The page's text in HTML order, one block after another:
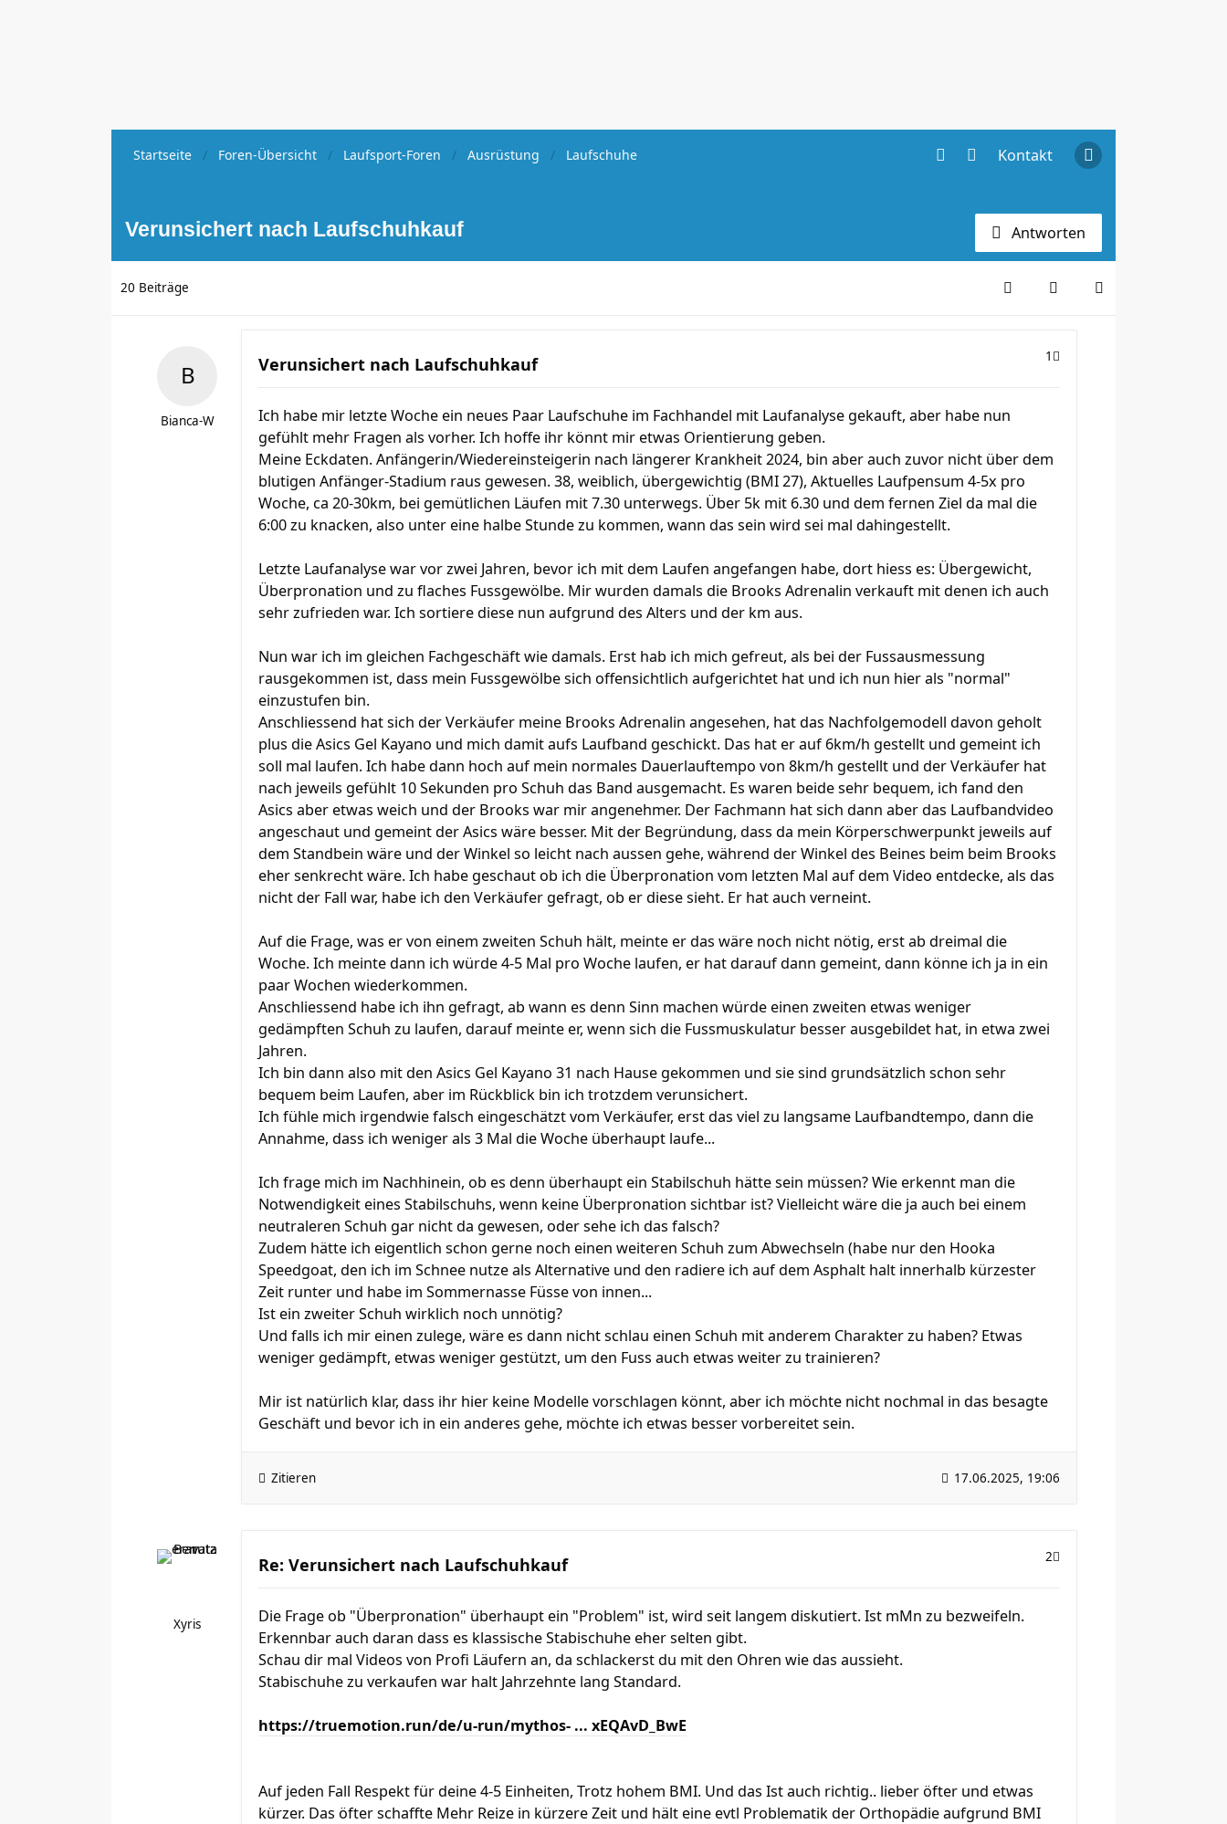
Kontakt
Startseite Foren-Übersicht Laufsport-Foren Ausrüstung Laufschuhe
Verunsichert nach Laufschuhkauf Antworten
20 Beiträge
Bianca-W
Verunsichert nach Laufschuhkauf 1
Ich habe mir letzte Woche ein neues Paar Laufschuhe im Fachhandel mit Laufanalyse gekauft, aber habe nun
gefühlt mehr Fragen als vorher. Ich hoffe ihr könnt mir etwas Orientierung geben.
Meine Eckdaten. Anfängerin/Wiedereinsteigerin nach längerer Krankheit 2024, bin aber auch zuvor nicht über dem
blutigen Anfänger-Stadium raus gewesen. 38, weiblich, übergewichtig (BMI 27), Aktuelles Laufpensum 4-5x pro
Woche, ca 20-30km, bei gemütlichen Läufen mit 7.30 unterwegs. Über 5k mit 6.30 und dem fernen Ziel da mal die
6:00 zu knacken, also unter eine halbe Stunde zu kommen, wann das sein wird sei mal dahingestellt.
Letzte Laufanalyse war vor zwei Jahren, bevor ich mit dem Laufen angefangen habe, dort hiess es: Übergewicht,
Überpronation und zu flaches Fussgewölbe. Mir wurden damals die Brooks Adrenalin verkauft mit denen ich auch
sehr zufrieden war. Ich sortiere diese nun aufgrund des Alters und der km aus.
Nun war ich im gleichen Fachgeschäft wie damals. Erst hab ich mich gefreut, als bei der Fussausmessung
rausgekommen ist, dass mein Fussgewölbe sich offensichtlich aufgerichtet hat und ich nun hier als "normal"
einzustufen bin.
Anschliessend hat sich der Verkäufer meine Brooks Adrenalin angesehen, hat das Nachfolgemodell davon geholt
plus die Asics Gel Kayano und mich damit aufs Laufband geschickt. Das hat er auf 6km/h gestellt und gemeint ich
soll mal laufen. Ich habe dann hoch auf mein normales Dauerlauftempo von 8km/h gestellt und der Verkäufer hat
nach jeweils gefühlt 10 Sekunden pro Schuh das Band ausgemacht. Es waren beide sehr bequem, ich fand den
Asics aber etwas weich und der Brooks war mir angenehmer. Der Fachmann hat sich dann aber das Laufbandvideo
angeschaut und gemeint der Asics wäre besser. Mit der Begründung, dass da mein Körperschwerpunkt jeweils auf
dem Standbein wäre und der Winkel so leicht nach aussen gehe, während der Winkel des Beines beim beim Brooks
eher senkrecht wäre. Ich habe geschaut ob ich die Überpronation vom letzten Mal auf dem Video entdecke, als das
nicht der Fall war, habe ich den Verkäufer gefragt, ob er diese sieht. Er hat auch verneint.
Auf die Frage, was er von einem zweiten Schuh hält, meinte er das wäre noch nicht nötig, erst ab dreimal die
Woche. Ich meinte dann ich würde 4-5 Mal pro Woche laufen, er hat darauf dann gemeint, dann könne ich ja in ein
paar Wochen wiederkommen.
Anschliessend habe ich ihn gefragt, ab wann es denn Sinn machen würde einen zweiten etwas weniger
gedämpften Schuh zu laufen, darauf meinte er, wenn sich die Fussmuskulatur besser ausgebildet hat, in etwa zwei
Jahren.
Ich bin dann also mit den Asics Gel Kayano 31 nach Hause gekommen und sie sind grundsätzlich schon sehr
bequem beim Laufen, aber im Rückblick bin ich trotzdem verunsichert.
Ich fühle mich irgendwie falsch eingeschätzt vom Verkäufer, erst das viel zu langsame Laufbandtempo, dann die
Annahme, dass ich weniger als 3 Mal die Woche überhaupt laufe...
Ich frage mich im Nachhinein, ob es denn überhaupt ein Stabilschuh hätte sein müssen? Wie erkennt man die
Notwendigkeit eines Stabilschuhs, wenn keine Überpronation sichtbar ist? Vielleicht wäre die ja auch bei einem
neutraleren Schuh gar nicht da gewesen, oder sehe ich das falsch?
Zudem hätte ich eigentlich schon gerne noch einen weiteren Schuh zum Abwechseln (habe nur den Hooka
Speedgoat, den ich im Schnee nutze als Alternative und den radiere ich auf dem Asphalt halt innerhalb kürzester
Zeit runter und habe im Sommernasse Füsse von innen...
Ist ein zweiter Schuh wirklich noch unnötig?
Und falls ich mir einen zulege, wäre es dann nicht schlau einen Schuh mit anderem Charakter zu haben? Etwas
weniger gedämpft, etwas weniger gestützt, um den Fuss auch etwas weiter zu trainieren?
Mir ist natürlich klar, dass ihr hier keine Modelle vorschlagen könnt, aber ich möchte nicht nochmal in das besagte
Geschäft und bevor ich in ein anderes gehe, möchte ich etwas besser vorbereitet sein.
Zitieren 17.06.2025, 19:06
Xyris
Re: Verunsichert nach Laufschuhkauf 2
Die Frage ob "Überpronation" überhaupt ein "Problem" ist, wird seit langem diskutiert. Ist mMn zu bezweifeln.
Erkennbar auch daran dass es klassische Stabischuhe eher selten gibt.
Schau dir mal Videos von Profi Läufern an, da schlackerst du mit den Ohren wie das aussieht.
Stabischuhe zu verkaufen war halt Jahrzehnte lang Standard.
https://truemotion.run/de/u-run/mythos- ... xEQAvD_BwE
Auf jeden Fall Respekt für deine 4-5 Einheiten, Trotz hohem BMI. Und das Ist auch richtig.. lieber öfter und etwas
kürzer. Das öfter schaffte Mehr Reize in kürzere Zeit und hält eine evtl Problematik der Orthopädie aufgrund BMI